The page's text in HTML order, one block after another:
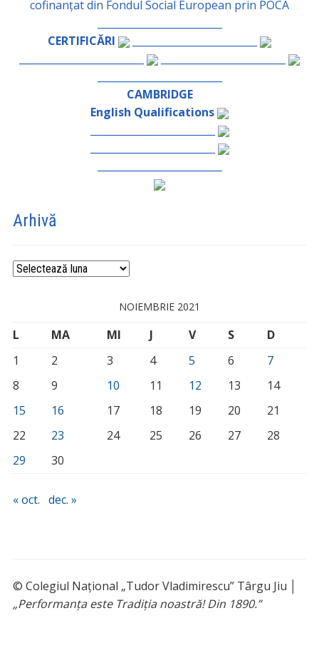
cofinanțat din Fondul Social European prin POCA
CERTIFICĂRI
CAMBRIDGE
English Qualifications
Arhivă
Arhivă
NOIEMBRIE 2021
L MA MI J V S
D
1
2 3 4 5 6
7
8
9 10 11 12 13
14
15
16 17 18 19 20
21
22
23 24 25 26 27
28
29
30
« oct. dec. »
© Colegiul Național „Tudor Vladimirescu” Târgu Jiu │
„Performanța este Tradiția noastră! Din 1890.”